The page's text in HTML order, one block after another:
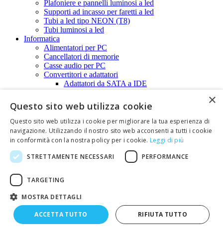
Plafoniere e pannelli luminosi a led
Supporti ad incasso per faretti a led
Tubi a led tipo NEON (T8)
Tubi luminosi a led
Informatica
Alimentatori per PC
Cancellatori di memorie
Casse audio per PC
Convertitori e adattatori
Adattatori da SATA a IDE
Adattatori di alimentazione
Convertitori seriali
Convertitori USB
Custodie e borse per notebook e netbook
Data switch
Dispositivi Bluetooth
Extender amplificatori
Flash Pen
iPAD e iPAD2 (Accessori)
Lampade per computer
Lettori di barcode
Lettori di schede di memoria SD
×
Questo sito web utilizza cookie
Questo sito web utilizza i cookie per migliorare la tua esperienza di
navigazione. Utilizzando il nostro sito web acconsenti a tutti i cookie
in conformità con la nostra policy per i cookie. Leggi di più
STRETTAMENTE NECESSARI
PERFORMANCE
TARGETING
MOSTRA DETTAGLI
ACCETTA TUTTO RIFIUTA TUTTO